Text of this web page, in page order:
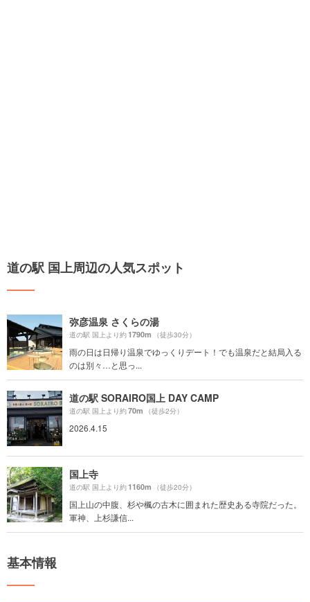
道の駅 国上周辺の人気スポット
弥彦温泉 さくらの湯
道の駅 国上より約1790m （徒歩30分）
雨の日は日帰り温泉でゆっくりデート！でも温泉だと結局入る
のは別々…と思っ...
道の駅 SORAIRO国上 DAY CAMP
道の駅 国上より約70m （徒歩2分）
2026.4.15
国上寺
道の駅 国上より約1160m （徒歩20分）
国上山の中腹、杉や楓の古木に囲まれた歴史ある寺院だった。
軍神、上杉謙信...
基本情報